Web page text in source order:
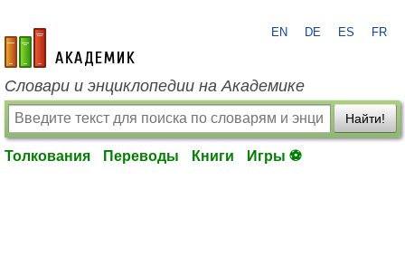
academic.ru
EN DE ES FR
Словари и энциклопедии на Академике
Найти!
Толкования Переводы Книги Игры ⚽